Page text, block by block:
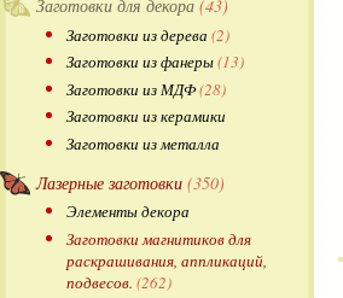
Заготовки для декора (43)
Заготовки из дерева (2)
Заготовки из фанеры(13)
Заготовки из МДФ(28)
Заготовки из керамики
Заготовки из металла
Лазерные заготовки (350)
Элементы декора
Заготовки магнитиков для
раскрашивания, аппликаций,
подвесов. (262)